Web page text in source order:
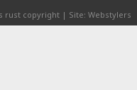
rust copyright | Site: Webstylers